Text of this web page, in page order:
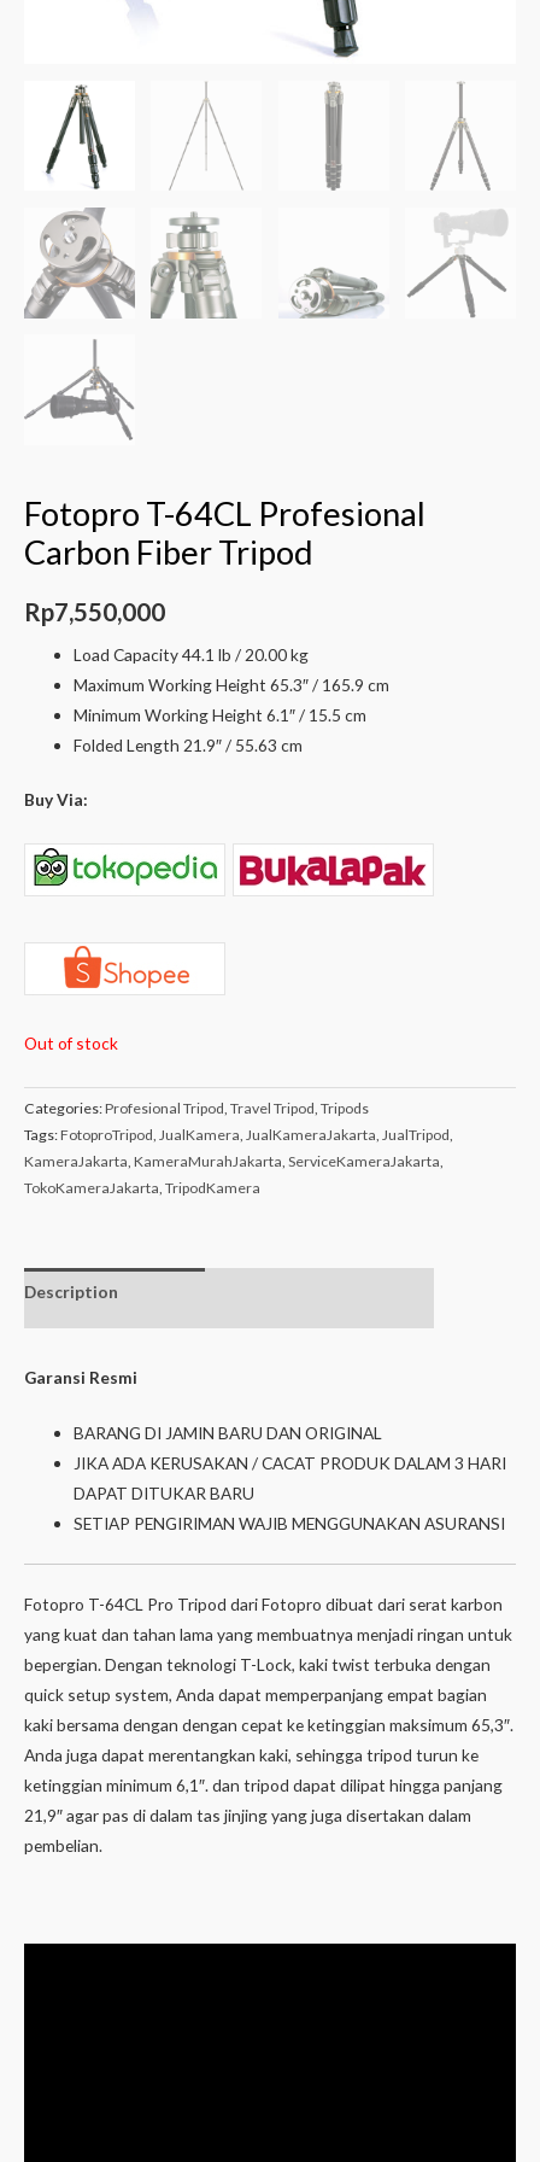
Fotopro T-64CL Profesional
Carbon Fiber Tripod
Rp7,550,000
Load Capacity 44.1 lb / 20.00 kg
Maximum Working Height 65.3″ / 165.9 cm
Minimum Working Height 6.1″ / 15.5 cm
Folded Length 21.9″ / 55.63 cm
Buy Via:
Out of stock
Categories:Profesional Tripod, Travel Tripod, Tripods
Tags:FotoproTripod, JualKamera, JualKameraJakarta, JualTripod,
KameraJakarta, KameraMurahJakarta, ServiceKameraJakarta,
TokoKameraJakarta, TripodKamera
Description
Garansi Resmi
BARANG DI JAMIN BARU DAN ORIGINAL
JIKA ADA KERUSAKAN / CACAT PRODUK DALAM 3 HARI
DAPAT DITUKAR BARU
SETIAP PENGIRIMAN WAJIB MENGGUNAKAN ASURANSI
Fotopro T-64CL Pro Tripod dari Fotopro dibuat dari serat karbon
yang kuat dan tahan lama yang membuatnya menjadi ringan untuk
bepergian. Dengan teknologi T-Lock, kaki twist terbuka dengan
quick setup system, Anda dapat memperpanjang empat bagian
kaki bersama dengan dengan cepat ke ketinggian maksimum 65,3″.
Anda juga dapat merentangkan kaki, sehingga tripod turun ke
ketinggian minimum 6,1″. dan tripod dapat dilipat hingga panjang
21,9″ agar pas di dalam tas jinjing yang juga disertakan dalam
pembelian.